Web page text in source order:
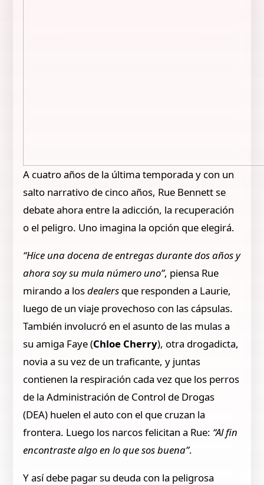
A cuatro años de la última temporada y con un
salto narrativo de cinco años, Rue Bennett se
debate ahora entre la adicción, la recuperación
o el peligro. Uno imagina la opción que elegirá.
“Hice una docena de entregas durante dos años y
ahora soy su mula número uno”, piensa Rue
mirando a losdealers que responden a Laurie,
luego de un viaje provechoso con las cápsulas.
También involucró en el asunto de las mulas a
su amiga Faye (Chloe Cherry), otra drogadicta,
novia a su vez de un traficante, y juntas
contienen la respiración cada vez que los perros
de la Administración de Control de Drogas
(DEA) huelen el auto con el que cruzan la
frontera. Luego los narcos felicitan a Rue: “Al fin
encontraste algo en lo que sos buena”.
Y así debe pagar su deuda con la peligrosa